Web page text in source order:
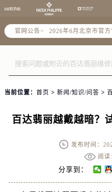
官网公告>
2026年6月北京市售后
2026年6月北京市官方
2026年6月售后服务
节假日正常营业！
当前位置： 首页 > 新闻/知识/问答 >
百达翡丽越戴越暗？
发布时间：
阅读
分享到：